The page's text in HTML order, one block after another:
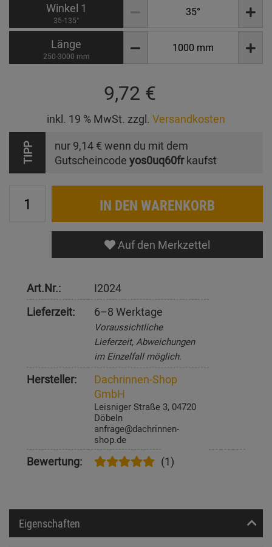
Winkel 1
35-135°
Länge
250-3000 mm
9,72 €
inkl. 19 % MwSt. zzgl. Versandkosten
TIPP nur 9,14 € wenn du mit dem
Gutscheincode yos0uq60frkaufst
IN DEN WARENKORB
Auf den Merkzettel
Art.Nr.:
I2024
Lieferzeit:
6–8 Werktage
Voraussichtliche
Lieferzeit, Abweichungen
im Einzelfall möglich.
Hersteller:
Dachrinnen-Shop
GmbH
Leisniger Straße 3, 04720
Döbeln
anfrage@dachrinnen-
shop.de
Bewertung: (1)
Eigenschaften